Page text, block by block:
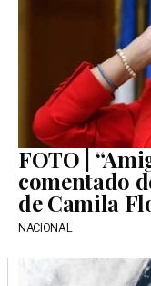
FOTO |
comentado
de Camila
NACIONAL